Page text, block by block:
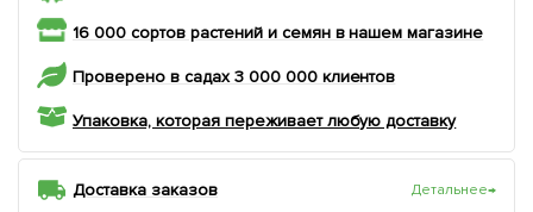
16 000 сортов растений и семян в нашем магазине
Проверено в садах 3 000 000 клиентов
Упаковка, которая переживает любую доставку
Доставка заказов Детальнее→